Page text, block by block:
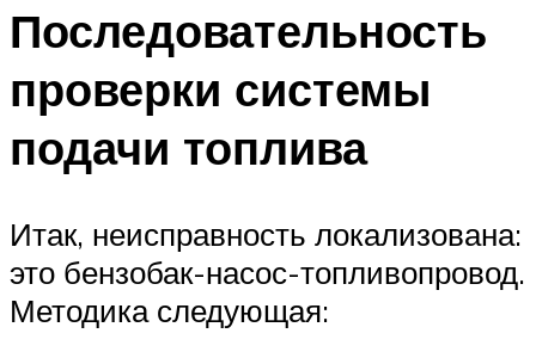
Последовательность
проверки системы
подачи топлива
Итак, неисправность локализована:
это бензобак-насос-топливопровод.
Методика следующая: